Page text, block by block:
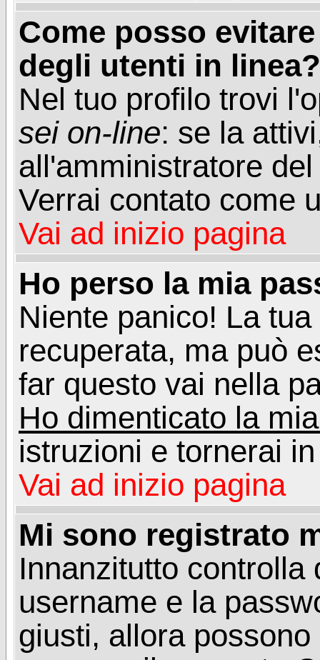
Come posso
degli utenti in linea?
Nel tuo profilo trovi
sei on-line: se la
all'amministratore
Verrai contato come
Vai ad inizio pagina
Ho perso la mia
Niente panico! La
recuperata, ma può
far questo vai nella
Ho dimenticato la
istruzioni e tornerai
Vai ad inizio pagina
Mi sono registrato
Innanzitutto controlla
username e la
giusti, allora